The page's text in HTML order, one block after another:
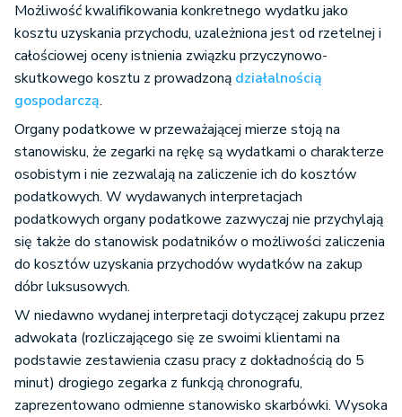
Możliwość kwalifikowania konkretnego wydatku jako
kosztu uzyskania przychodu, uzależniona jest od rzetelnej i
całościowej oceny istnienia związku przyczynowo-
skutkowego kosztu z prowadzoną działalnością
gospodarczą.
Organy podatkowe w przeważającej mierze stoją na
stanowisku, że zegarki na rękę są wydatkami o charakterze
osobistym i nie zezwalają na zaliczenie ich do kosztów
podatkowych. W wydawanych interpretacjach
podatkowych organy podatkowe zazwyczaj nie przychylają
się także do stanowisk podatników o możliwości zaliczenia
do kosztów uzyskania przychodów wydatków na zakup
dóbr luksusowych.
W niedawno wydanej interpretacji dotyczącej zakupu przez
adwokata (rozliczającego się ze swoimi klientami na
podstawie zestawienia czasu pracy z dokładnością do 5
minut) drogiego zegarka z funkcją chronografu,
zaprezentowano odmienne stanowisko skarbówki. Wysoka